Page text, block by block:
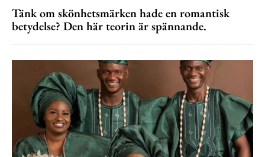
Tänk om skönhetsmärken hade en romantisk
betydelse? Den här teorin är spännande.